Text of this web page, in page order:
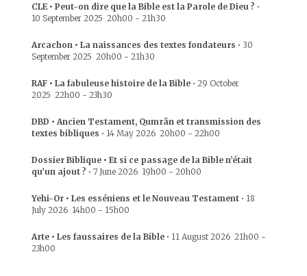
CLE • Peut-on dire que la Bible est la Parole de Dieu ? •
10 September 2025 20h00 - 21h30
Arcachon • La naissances des textes fondateurs • 30
September 2025 20h00 - 21h30
RAF • La fabuleuse histoire de la Bible • 29 October
2025 22h00 - 23h30
DBD • Ancien Testament, Qumrân et transmission des
textes bibliques • 14 May 2026 20h00 - 22h00
Dossier Biblique • Et si ce passage de la Bible n’était
qu’un ajout ? • 7 June 2026 19h00 - 20h00
Yehi-Or • Les esséniens et le Nouveau Testament • 18
July 2026 14h00 - 15h00
Arte • Les faussaires de la Bible • 11 August 2026 21h00 -
23h00